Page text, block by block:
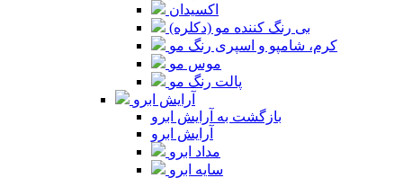
اکسیدان
بی رنگ کننده مو (دکلره)
کرم، شامپو و اسپری رنگ مو
موس مو
پالت رنگ مو
آرایش ابرو
بازگشت به آرایش ابرو
آرایش ابرو
مداد ابرو
سایه ابرو